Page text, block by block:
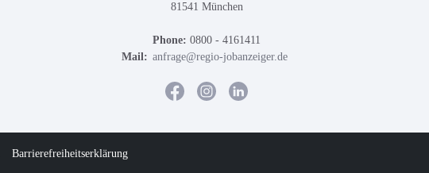
81541 München
Phone: 0800 - 4161411
Mail: anfrage@regio-jobanzeiger.de
Barrierefreiheitserklärung